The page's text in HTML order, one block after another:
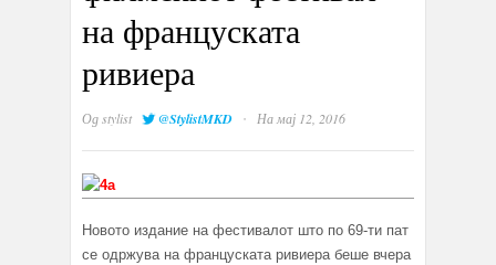
на француската
ривиера
Одstylist @StylistMKD · На мај 12, 2016
Новото издание на фестивалот што по 69-ти пат
се одржува на француската ривиера беше вчера